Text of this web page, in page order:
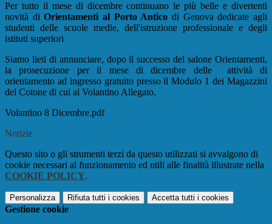
Per tutto il mese di dicembre continuano le più belle e divertenti
novità diOrientamenti al Porto Antico di Genova dedicate agli
studenti delle scuole medie, dell'istruzione professionale e degli
istituti superiori
Siamo lieti di annunciare, dopo il successo del salone Orientamenti,
la prosecuzione per il mese di dicembre delle attività di
orientamento ad ingresso gratuito presso il Modulo 1 dei Magazzini
del Cotone di cui al Volantino Allegato.
Volantino 8 Dicembre.pdf
Notizie
Questo sito o gli strumenti terzi da questo utilizzati si avvalgono di
cookie necessari al funzionamento ed utili alle finalità illustrate nella
COOKIE POLICY.
Personalizza Rifiuta tutti i cookies Accetta tutti i cookies
Gestione cookie